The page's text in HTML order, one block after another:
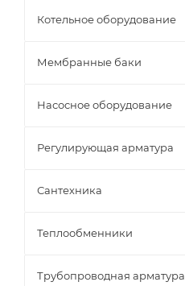
Котельное оборудование
Мембранные баки
Насосное оборудование
Регулирующая арматура
Сантехника
Теплообменники
Трубопроводная арматура